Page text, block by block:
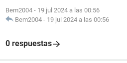
Bem2004 - 19 jul 2024 a las 00:56
Bem2004 - 19 jul 2024 a las 00:56
0 respuestas